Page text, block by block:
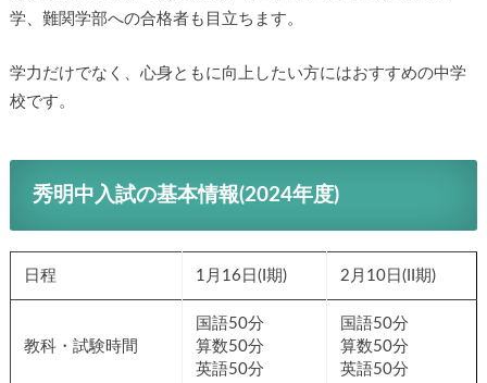
学、難関学部への合格者も目立ちます。
学力だけでなく、心身ともに向上したい方にはおすすめの中学
校です。
秀明中入試の基本情報(2024年度)
日程 1月16日(I期) 2月10日(II期)
教科・試験時間
国語50分
算数50分
英語50分
国語50分
算数50分
英語50分